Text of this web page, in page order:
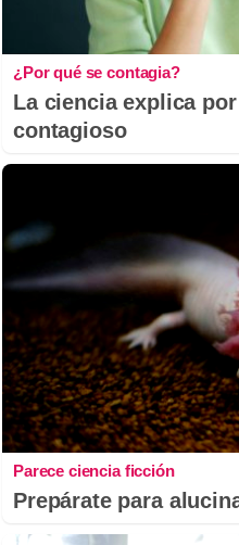
¿Por qué se contagia?
La ciencia explica
contagioso
Parece ciencia ficción
Prepárate para